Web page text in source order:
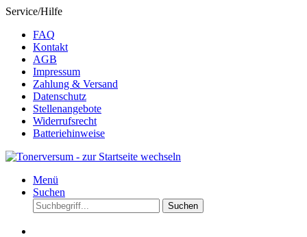
Service/Hilfe
FAQ
Kontakt
AGB
Impressum
Zahlung & Versand
Datenschutz
Stellenangebote
Widerrufsrecht
Batteriehinweise
Menü
Suchen
Suchen